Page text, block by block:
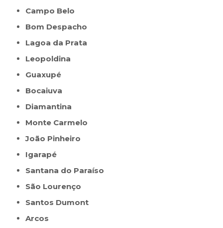
Campo Belo
Bom Despacho
Lagoa da Prata
Leopoldina
Guaxupé
Bocaiuva
Diamantina
Monte Carmelo
João Pinheiro
Igarapé
Santana do Paraíso
São Lourenço
Santos Dumont
Arcos